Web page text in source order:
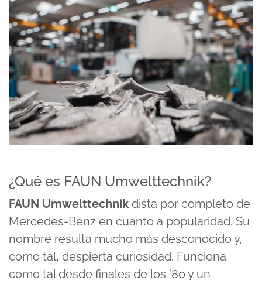
¿Qué es FAUN Umwelttechnik?
FAUN Umwelttechnik dista por completo de
Mercedes-Benz en cuanto a popularidad. Su
nombre resulta mucho más desconocido y,
como tal, despierta curiosidad. Funciona
como tal desde finales de los ’80 y un